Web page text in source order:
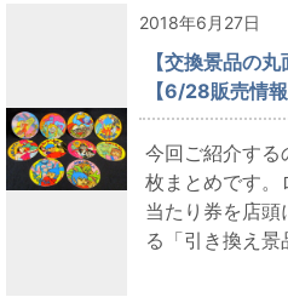
2018年6月27日
【交換景品の
【6/28販売情報
今回ご紹介する
枚まとめです
当たり券を店
る「引き換え景